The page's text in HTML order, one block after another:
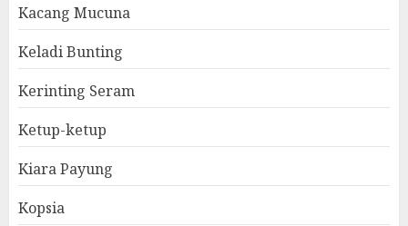
Kacang Mucuna
Keladi Bunting
Kerinting Seram
Ketup-ketup
Kiara Payung
Kopsia